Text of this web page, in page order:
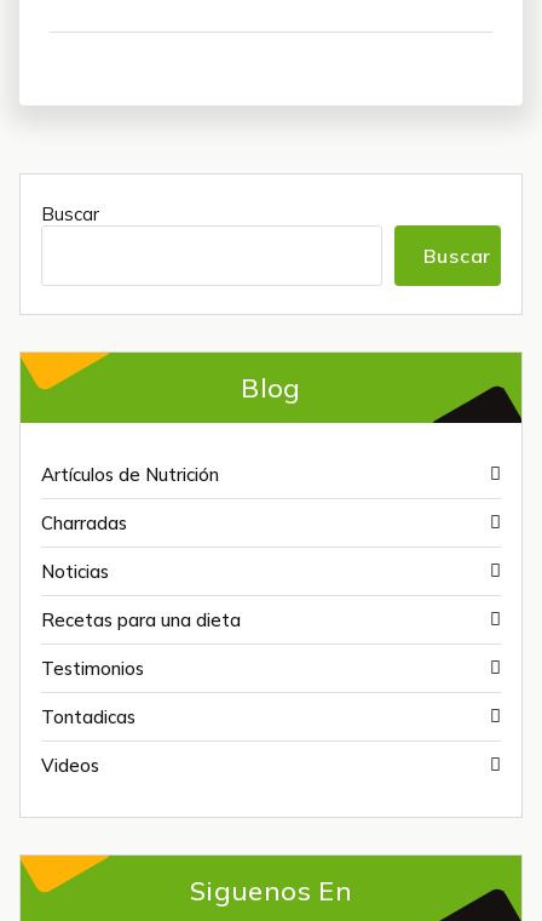
Buscar
Buscar
Blog
Artículos de Nutrición
Charradas
Noticias
Recetas para una dieta
Testimonios
Tontadicas
Videos
Siguenos En